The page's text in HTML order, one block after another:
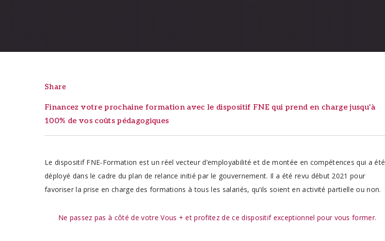
Share
Financez votre prochaine formation avec le dispositif FNE qui prend en charge jusqu'à
100% de vos coûts pédagogiques
Le dispositif FNE-Formation est un réel vecteur d’employabilité et de montée en compétences qui a été
déployé dans le cadre du plan de relance initié par le gouvernement. Il a été revu début 2021 pour
favoriser la prise en charge des formations à tous les salariés, qu’ils soient en activité partielle ou non.
Ne passez pas à côté de votre Vous + et profitez de ce dispositif exceptionnel pour vous former.